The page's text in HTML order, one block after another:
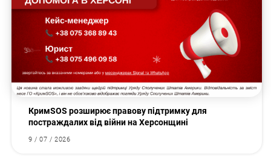
КримSOS розширює правову підтримку для
постраждалих від війни на Херсонщині
9 / 07 / 2026